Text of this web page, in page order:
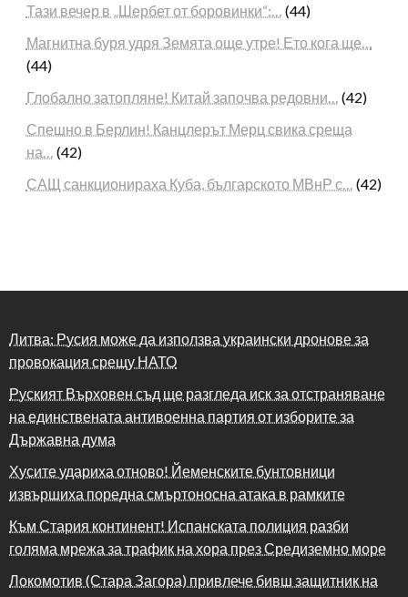
Тази вечер в „Шербет от боровинки“:…
(44)
Магнитна буря удря Земята още утре! Ето кога ще…
(44)
Глобално затопляне! Китай започва редовни…
(42)
Спешно в Берлин! Канцлерът Мерц свика среща
на…
(42)
САЩ санкционираха Куба, българското МВнР с…
(42)
Литва: Русия може да използва украински дронове за
провокация срещу НАТО
Руският Върховен съд ще разгледа иск за отстраняване
на единствената антивоенна партия от изборите за
Държавна дума
Хусите удариха отново! Йеменските бунтовници
извършиха поредна смъртоносна атака в рамките
Към Стария континент! Испанската полиция разби
голяма мрежа за трафик на хора през Средиземно море
Локомотив (Стара Загора) привлече бивш защитник на